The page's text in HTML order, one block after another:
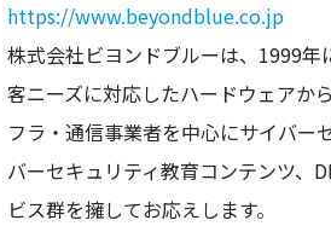
https://www.beyondblue.co.jp
株式会社ビヨンドブルーは、1999
客ニーズに対応したハードウェアか
フラ・通信事業者を中心にサイバー
バーセキュリティ教育コンテンツ、
ビス群を擁してお応えします。